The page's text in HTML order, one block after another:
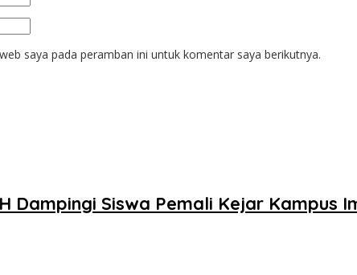
saya pada peramban ini untuk komentar saya berikutnya.
Dampingi Siswa Pemali Kejar Kampus